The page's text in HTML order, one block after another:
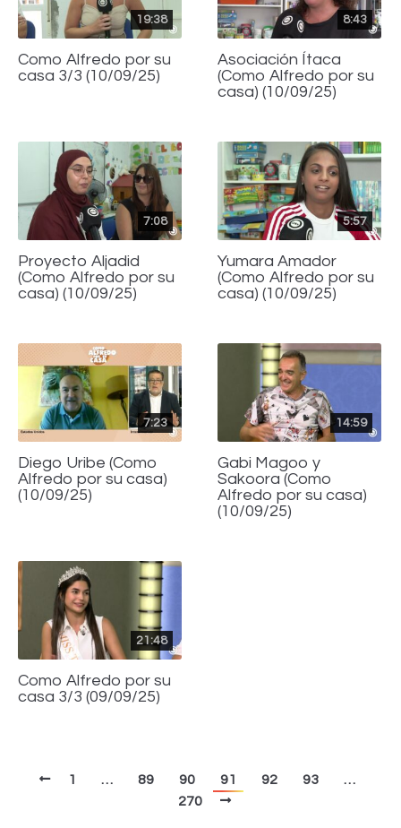
19:38
Como Alfredo por su
casa 3/3 (10/09/25)
8:43
Asociación Ítaca
(Como Alfredo por su
casa) (10/09/25)
7:08
Proyecto Aljadid
(Como Alfredo por su
casa) (10/09/25)
5:57
Yumara Amador
(Como Alfredo por su
casa) (10/09/25)
7:23
Diego Uribe (Como
Alfredo por su casa)
(10/09/25)
14:59
Gabi Magoo y
Sakoora (Como
Alfredo por su casa)
(10/09/25)
21:48
Como Alfredo por su
casa 3/3 (09/09/25)
1 … 89 90 91 92 93
…
270